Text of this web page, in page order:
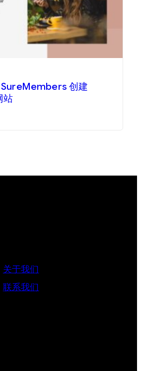
创建
站
关于我们
联系我们